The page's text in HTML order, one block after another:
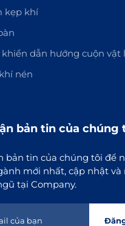
kẹp khí
dẫn hướng cuộn vật
nén
bản tin của chúng
bản tin của chúng tôi để
mới nhất, cập nhật và
tại Company.